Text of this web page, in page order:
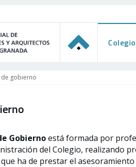
Colegio
de gobierno
Gobiernoestá formada por
del Colegio, realizando
ha de prestar el